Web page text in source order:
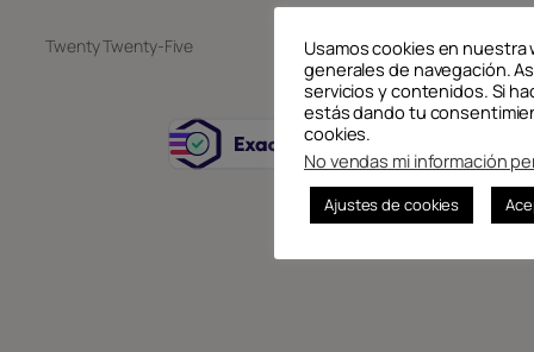
Twenty Twenty-Five Diseñado conWordPress
Usamos cookies en
generales de navegación.
servicios y contenidos. Si
estás dando tu
cookies.
No vendas mi información
Ajustes de cookies